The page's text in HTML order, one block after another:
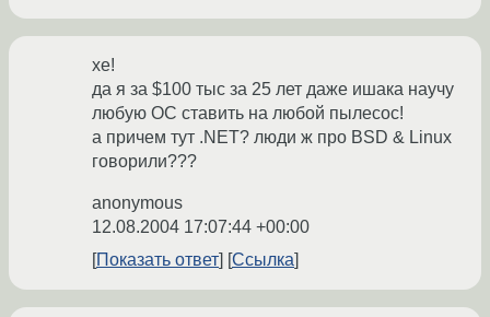
хе!
да я за $100 тыс за 25 лет даже ишака научу
любую ОС ставить на любой пылесос!
а причем тут .NET? люди ж про BSD & Linux
говорили???
anonymous
12.08.2004 17:07:44 +00:00
Показать ответ
Ссылка